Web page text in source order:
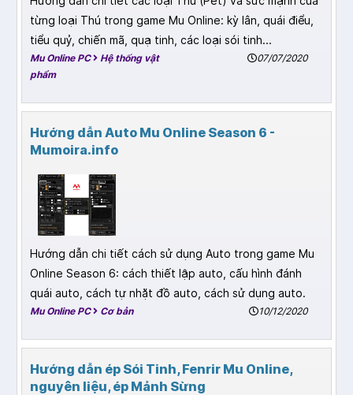
từng loại Thú trong game Mu Online: kỳ lân, quái điểu,
tiểu quỷ, chiến mã, quạ tinh, các loại sói tinh...
Mu Online PC
Hệ thống vật
phẩm
07/07/2020
Hướng dẫn Auto Mu Online Season 6 -
Mumoira.info
Hướng dẫn chi tiết cách sử dụng Auto trong game Mu
Online Season 6: cách thiết lập auto, cấu hình đánh
quái auto, cách tự nhặt đồ auto, cách sử dụng auto.
Mu Online PC Cơ bản 10/12/2020
Hướng dẫn ép Sói Tinh, Fenrir Mu Online,
nguyên liệu, ép Mảnh Sừng